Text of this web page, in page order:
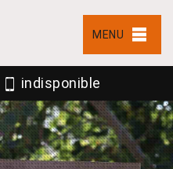
MENU
indisponible